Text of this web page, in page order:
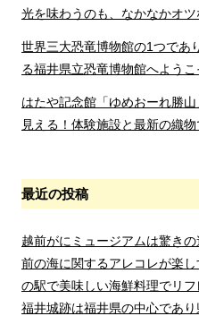
光を味わうのも、なかなかオツ
世界三大恐竜博物館の1つであ
る福井県立恐竜博物館へよう
はたや記念館「ゆめおーれ勝
見える！体験施設と最新の織
最近の投稿
越前がにミュージアムは驚き
前の海に関するアレコレが楽
の駅で美味しい海鮮料理でリフ
福井城跡は福井県の中心であ